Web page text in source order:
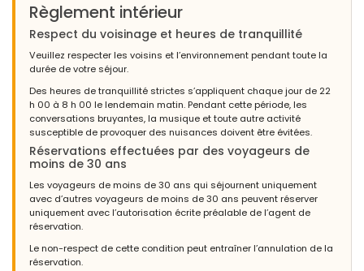
Règlement intérieur
Respect du voisinage et heures de tranquillité
Veuillez respecter les voisins et l’environnement pendant toute la
durée de votre séjour.
Des heures de tranquillité strictes s’appliquent chaque jour de 22
h 00 à 8 h 00 le lendemain matin. Pendant cette période, les
conversations bruyantes, la musique et toute autre activité
susceptible de provoquer des nuisances doivent être évitées.
Réservations effectuées par des voyageurs de
moins de 30 ans
Les voyageurs de moins de 30 ans qui séjournent uniquement
avec d’autres voyageurs de moins de 30 ans peuvent réserver
uniquement avec l’autorisation écrite préalable de l’agent de
réservation.
Le non-respect de cette condition peut entraîner l’annulation de la
réservation.